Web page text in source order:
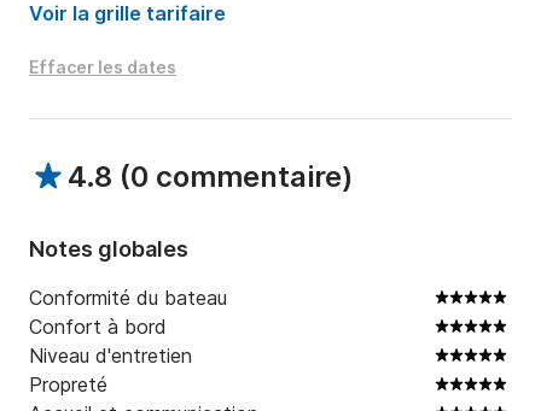
Voir la grille tarifaire
Effacer les dates
4.8 (0 commentaire)
Notes globales
Conformité du bateau
Confort à bord
Niveau d'entretien
Propreté